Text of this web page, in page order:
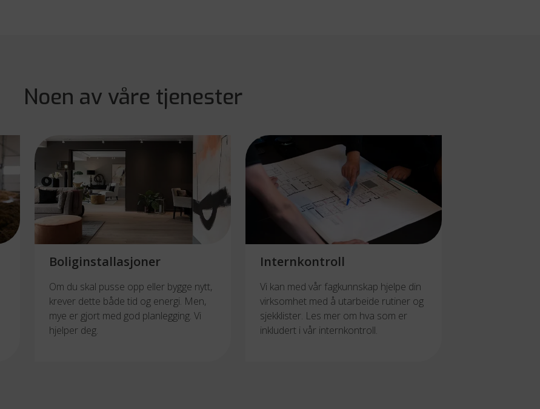
Noen av våre tjenester
Boliginstallasjoner
Om du skal pusse opp eller bygge nytt,
krever dette både tid og energi. Men,
mye er gjort med god planlegging. Vi
hjelper deg.
Internkontroll
Vi kan med vår fagkunnskap hjelpe din
virksomhet med å utarbeide rutiner og
sjekklister. Les mer om hva som er
inkludert i vår internkontroll.